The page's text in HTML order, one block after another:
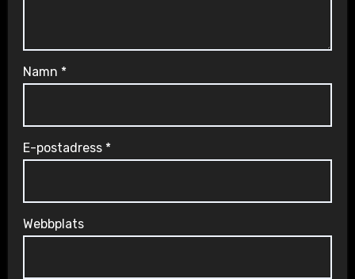
Namn *
E-postadress *
Webbplats